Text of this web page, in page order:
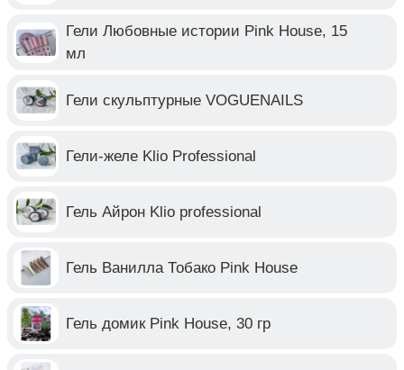
Гели Любовные истории Pink House, 15
мл
Гели скульптурные VOGUENAILS
Гели-желе Klio Professional
Гель Айрон Klio professional
Гель Ванилла Тобако Pink House
Гель домик Pink House, 30 гр